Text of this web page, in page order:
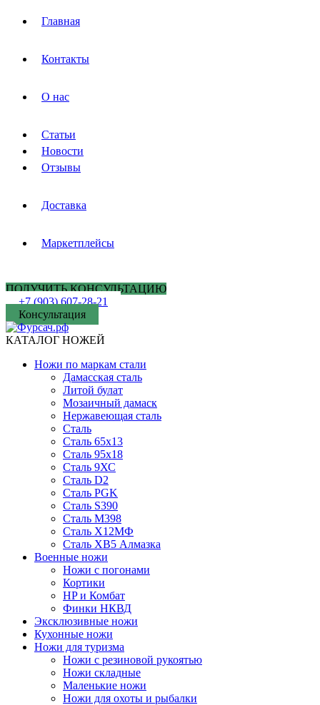
Главная
Контакты
О нас
Статьи
Новости
Отзывы
Доставка
Маркетплейсы
ПОЛУЧИТЬ КОНСУЛЬТАЦИЮ
+7 (903) 607-28-21
Консультация
КАТАЛОГ НОЖЕЙ
Ножи по маркам стали
Дамасская сталь
Литой булат
Мозаичный дамаск
Нержавеющая сталь
Сталь
Сталь 65х13
Сталь 95х18
Сталь 9ХС
Сталь D2
Сталь PGK
Сталь S390
Сталь M398
Сталь Х12МФ
Сталь ХВ5 Алмазка
Военные ножи
Ножи с погонами
Кортики
HP и Комбат
Финки НКВД
Эксклюзивные ножи
Кухонные ножи
Ножи для туризма
Ножи с резиновой рукоятью
Ножи складные
Маленькие ножи
Ножи для охоты и рыбалки